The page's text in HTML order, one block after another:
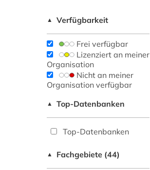
▲ Verfügbarkeit
Frei verfügbar
Lizenziert an meiner
Organisation
Nicht an meiner
Organisation verfügbar
▲ Top-Datenbanken
Top-Datenbanken
▲ Fachgebiete (44)